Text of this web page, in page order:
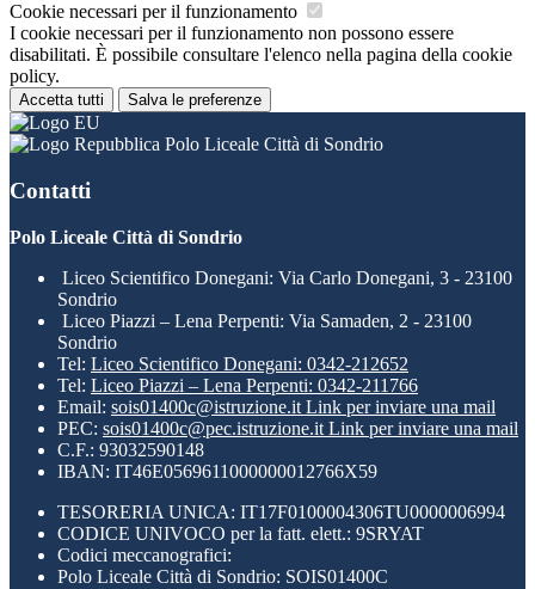
Cookie necessari per il funzionamento
I cookie necessari per il funzionamento non possono essere
disabilitati. È possibile consultare l'elenco nella pagina della cookie
policy.
Accetta tutti Salva le preferenze
Polo Liceale Città di Sondrio
Contatti
Polo Liceale Città di Sondrio
Liceo Scientifico Donegani: Via Carlo Donegani, 3 - 23100
Sondrio
Liceo Piazzi – Lena Perpenti: Via Samaden, 2 - 23100
Sondrio
Tel: Liceo Scientifico Donegani: 0342-212652
Tel: Liceo Piazzi – Lena Perpenti: 0342-211766
Email: sois01400c@istruzione.it Link per inviare una mail
PEC: sois01400c@pec.istruzione.it Link per inviare una mail
C.F.: 93032590148
IBAN: IT46E0569611000000012766X59
TESORERIA UNICA: IT17F0100004306TU0000006994
CODICE UNIVOCO per la fatt. elett.: 9SRYAT
Codici meccanografici:
Polo Liceale Città di Sondrio: SOIS01400C